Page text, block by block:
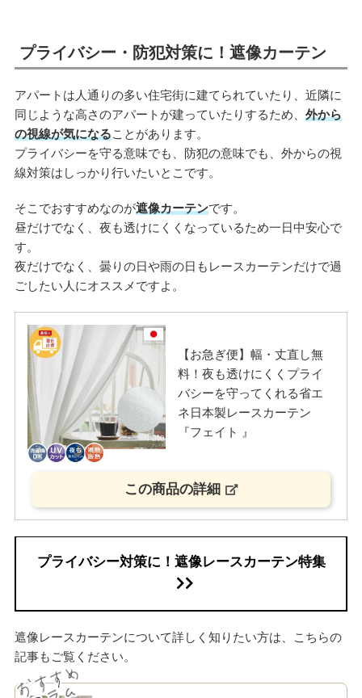
プライバシー・防犯対策に！遮像カーテン
アパートは人通りの多い住宅街に建てられていたり、近隣に
同じような高さのアパートが建っていたりするため、 外から
の視線が気になることがあります。
プライバシーを守る意味でも、防犯の意味でも、外からの視
線対策はしっかり行いたいとこです。
そこでおすすめなのが遮像カーテンです。
昼だけでなく、夜も透けにくくなっているため一日中安心で
す。
夜だけでなく、曇りの日や雨の日もレースカーテンだけで過
ごしたい人にオススメですよ。
【お急ぎ便】幅・丈直し無
料！夜も透けにくくプライ
バシーを守ってくれる省エ
ネ日本製レースカーテン
『フェイト 』
この商品の詳細
プライバシー対策に！遮像レースカーテン特集
遮像レースカーテンについて詳しく知りたい方は、こちらの
記事もご覧ください。